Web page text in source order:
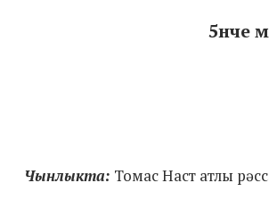
5нче
Чынлыкта: Томас Наст атлы